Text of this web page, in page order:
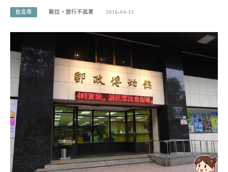
台北市 歐拉。旅行不孤單 2016-04-15